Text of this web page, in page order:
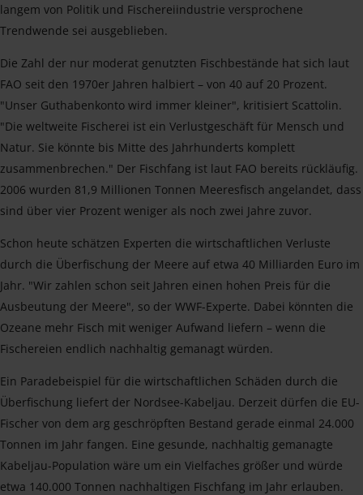
langem von Politik und Fischereiindustrie versprochene
Trendwende sei ausgeblieben.
Die Zahl der nur moderat genutzten Fischbestände hat sich laut
FAO seit den 1970er Jahren halbiert – von 40 auf 20 Prozent.
"Unser Guthabenkonto wird immer kleiner", kritisiert Scattolin.
"Die weltweite Fischerei ist ein Verlustgeschäft für Mensch und
Natur. Sie könnte bis Mitte des Jahrhunderts komplett
zusammenbrechen." Der Fischfang ist laut FAO bereits rückläufig.
2006 wurden 81,9 Millionen Tonnen Meeresfisch angelandet, dass
sind über vier Prozent weniger als noch zwei Jahre zuvor.
Schon heute schätzen Experten die wirtschaftlichen Verluste
durch die Überfischung der Meere auf etwa 40 Milliarden Euro im
Jahr. "Wir zahlen schon seit Jahren einen hohen Preis für die
Ausbeutung der Meere", so der WWF-Experte. Dabei könnten die
Ozeane mehr Fisch mit weniger Aufwand liefern – wenn die
Fischereien endlich nachhaltig gemanagt würden.
Ein Paradebeispiel für die wirtschaftlichen Schäden durch die
Überfischung liefert der Nordsee-Kabeljau. Derzeit dürfen die EU-
Fischer von dem arg geschröpften Bestand gerade einmal 24.000
Tonnen im Jahr fangen. Eine gesunde, nachhaltig gemanagte
Kabeljau-Population wäre um ein Vielfaches größer und würde
etwa 140.000 Tonnen nachhaltigen Fischfang im Jahr erlauben.